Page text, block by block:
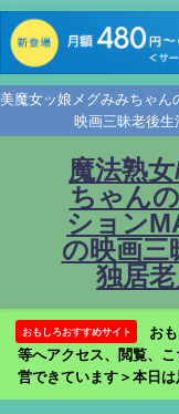
美魔女ッ娘メグみみちゃ
映画三昧老後
魔法熟
ちゃん
ション
の映画三
独居
おもしろおすすめサイト
お
等へアクセス、閲覧、
営できています＞本日